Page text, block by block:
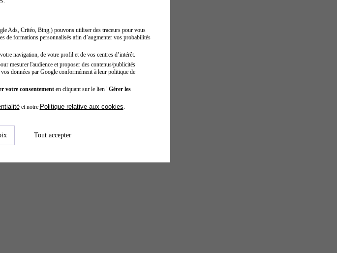
Ads, Critéo, Bing,) pouvons utiliser des traceurs pour vous
de formations personnalisés afin d’augmenter vos probabilités
navigation, de votre profil et de vos centres d’intérêt.
mesurer l'audience et proposer des contenus/publicités
données par Google conformément à leur politique de
votre consentementen cliquant sur le lien "Gérer les
et notre Politique relative aux cookies
Tout accepter